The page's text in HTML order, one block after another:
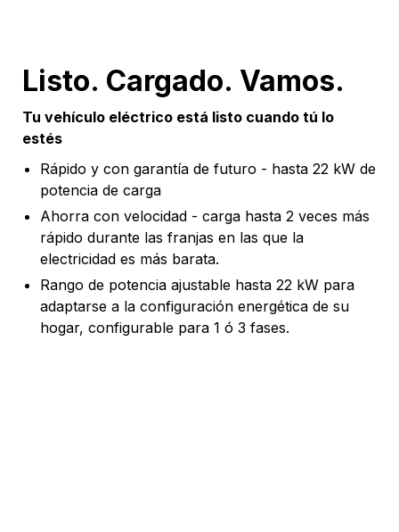
Listo. Cargado. Vamos.
Tu vehículo eléctrico está listo cuando tú lo
estés
Rápido y con garantía de futuro - hasta 22 kW de
potencia de carga
Ahorra con velocidad - carga hasta 2 veces más
rápido durante las franjas en las que la
electricidad es más barata.
Rango de potencia ajustable hasta 22 kW para
adaptarse a la configuración energética de su
hogar, configurable para 1 ó 3 fases.